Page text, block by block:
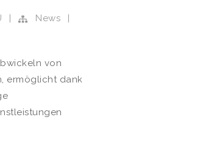
| News
|
von
ermöglicht dank